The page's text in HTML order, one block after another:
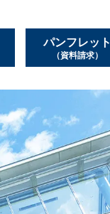
パンフレット
（資料請求）